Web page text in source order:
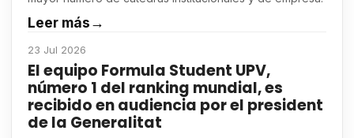
Leer más→
23 Jul 2026
El equipo Formula Student UPV,
número 1 del ranking mundial, es
recibido en audiencia por el president
de la Generalitat